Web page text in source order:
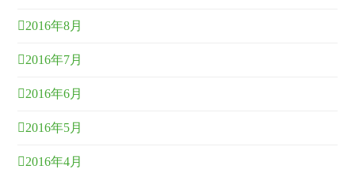
2016年8月
2016年7月
2016年6月
2016年5月
2016年4月